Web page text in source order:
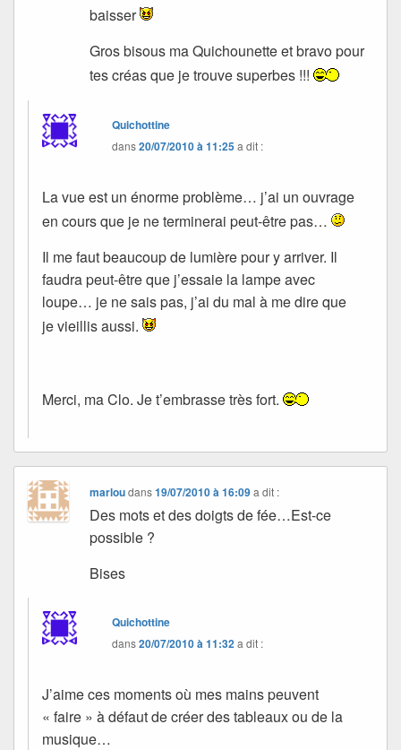
baisser
Gros bisous ma Quichounette et bravo pour
tes créas que je trouve superbes !!!
Quichottine
dans20/07/2010 à 11:25a dit :
La vue est un énorme problème… j’ai un ouvrage
en cours que je ne terminerai peut-être pas…
Il me faut beaucoup de lumière pour y arriver. Il
faudra peut-être que j’essaie la lampe avec
loupe… je ne sais pas, j’ai du mal à me dire que
je vieillis aussi.
Merci, ma Clo. Je t’embrasse très fort.
marloudans19/07/2010 à 16:09 a dit :
Des mots et des doigts de fée…Est-ce
possible ?
Bises
Quichottine
dans20/07/2010 à 11:32a dit :
J’aime ces moments où mes mains peuvent
« faire » à défaut de créer des tableaux ou de la
musique…